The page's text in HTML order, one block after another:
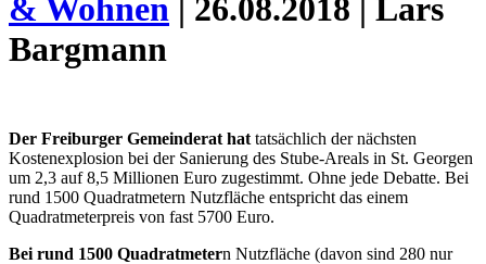
& Wohnen | 26.08.2018 | Lars
Bargmann
Der Freiburger Gemeinderat hat tatsächlich der nächsten
Kostenexplosion bei der Sanierung des Stube-Areals in St. Georgen
um 2,3 auf 8,5 Millionen Euro zugestimmt. Ohne jede Debatte. Bei
rund 1500 Quadratmetern Nutzfläche entspricht das einem
Quadratmeterpreis von fast 5700 Euro.
Bei rund 1500 Quadratmetern Nutzfläche (davon sind 280 nur